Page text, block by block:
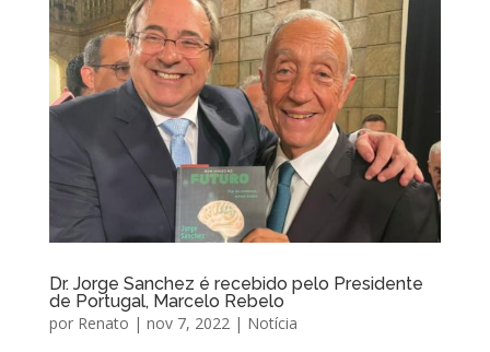
Dr. Jorge Sanchez é recebido pelo Presidente
de Portugal, Marcelo Rebelo
por Renato | nov 7, 2022 | Notícia